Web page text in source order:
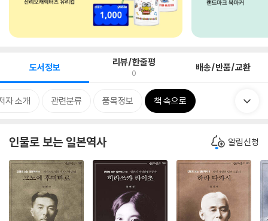
도서정보 리뷰/한줄평
0 배송/반품/교환
자 소개 관련분류 품목정보 책 속으로
인물로 보는 일본역사 알림신청